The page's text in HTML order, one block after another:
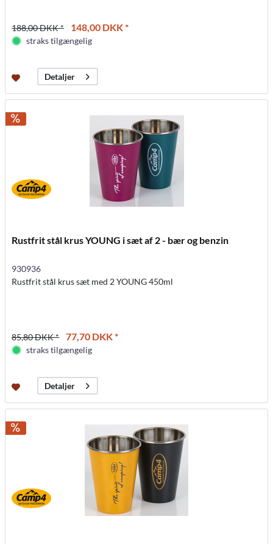
188,00 DKK * 148,00 DKK *
straks tilgængelig
Detaljer
Rustfrit stål krus YOUNG i sæt af 2 - bær og benzin
930936
Rustfrit stål krus sæt med 2 YOUNG 450ml
85,80 DKK * 77,70 DKK *
straks tilgængelig
Detaljer